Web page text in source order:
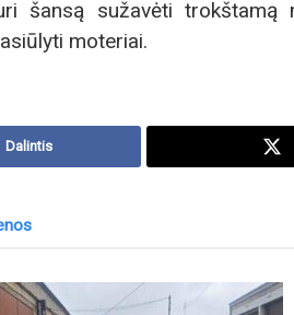
šansą sužavėti
moteriai.
Dalintis